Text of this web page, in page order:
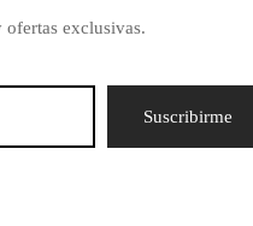
ofertas exclusivas.